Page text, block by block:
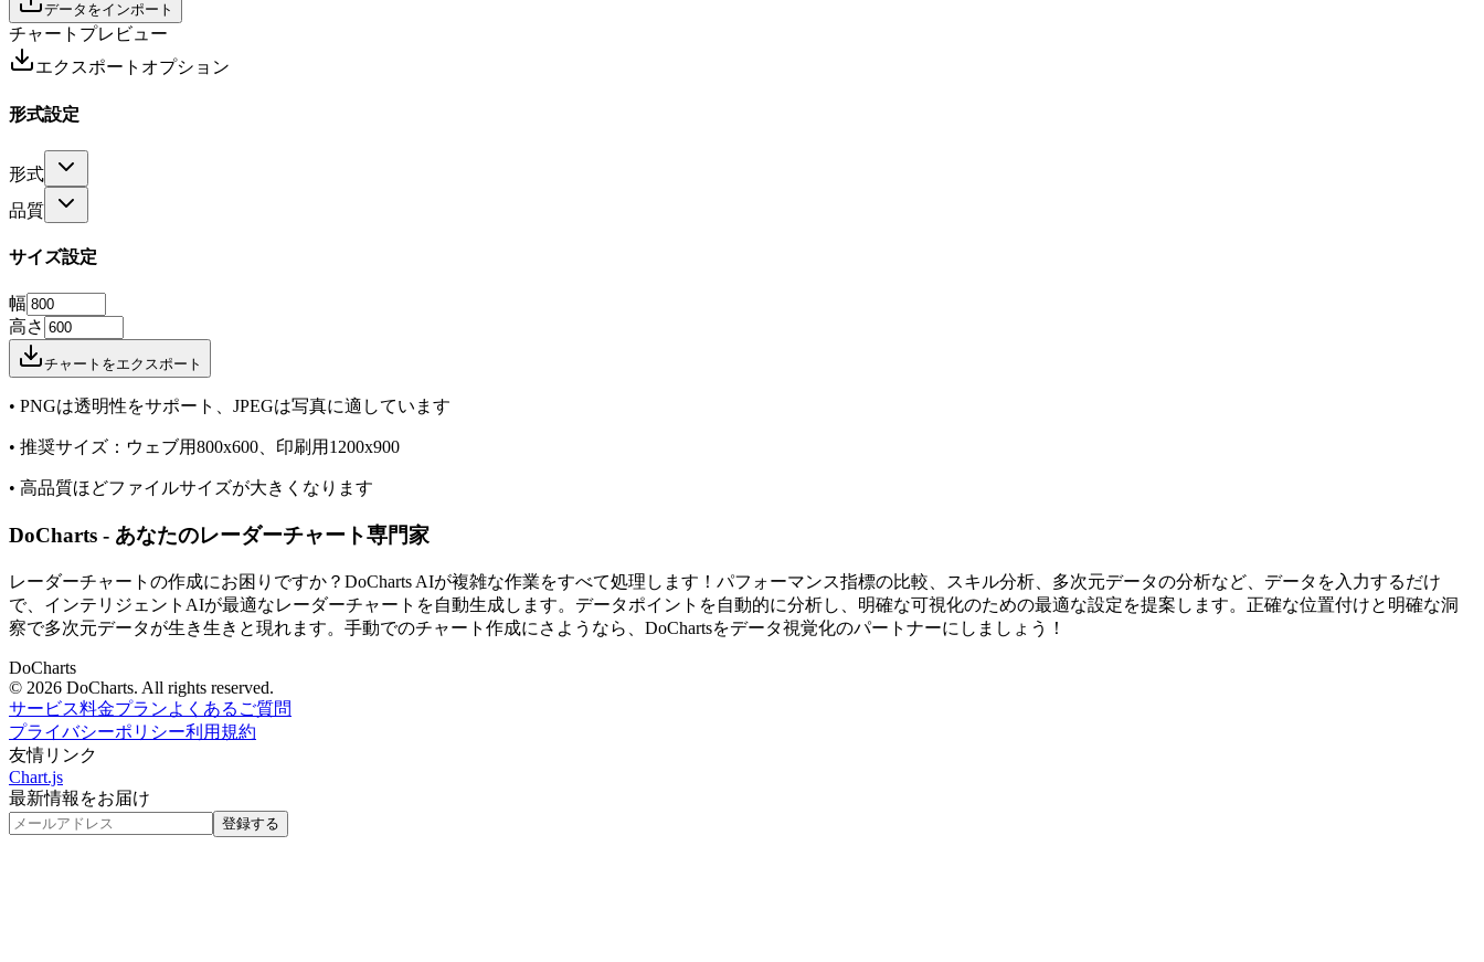
データをインポート
チャートプレビュー
エクスポートオプション
形式設定
形式
品質
サイズ設定
幅
高さ
チャートをエクスポート
• PNGは透明性をサポート、JPEGは写真に適しています
• 推奨サイズ：ウェブ用800x600、印刷用1200x900
• 高品質ほどファイルサイズが大きくなります
DoCharts - あなたのレーダーチャート専門家
レーダーチャートの作成にお困りですか？DoCharts AIが複雑な作業をすべて処理します！パフォーマンス指標の比較、スキル分析、多次元データの分析など、データを入力するだけ
で、インテリジェントAIが最適なレーダーチャートを自動生成します。データポイントを自動的に分析し、明確な可視化のための最適な設定を提案します。正確な位置付けと明確な洞
察で多次元データが生き生きと現れます。手動でのチャート作成にさようなら、DoChartsをデータ視覚化のパートナーにしましょう！
DoCharts
© 2026 DoCharts. All rights reserved.
サービス料金プランよくあるご質問
プライバシーポリシー利用規約
友情リンク
Chart.js
最新情報をお届け
登録する